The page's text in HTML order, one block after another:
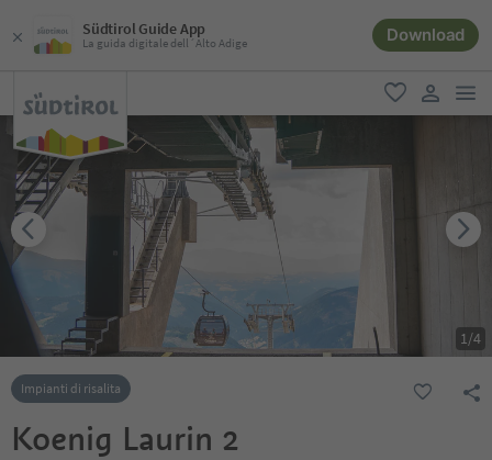
Südtirol Guide App
La guida digitale dell´Alto Adige Download
favoriti
user link
1/4
Impianti di risalita
Koenig Laurin 2